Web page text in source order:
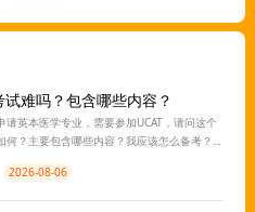
试难吗？包含哪些内容？
请英本医学专业，需要参加UCAT，请问这个
何？主要包含哪些内容？我应该怎么备考？
2026-08-06